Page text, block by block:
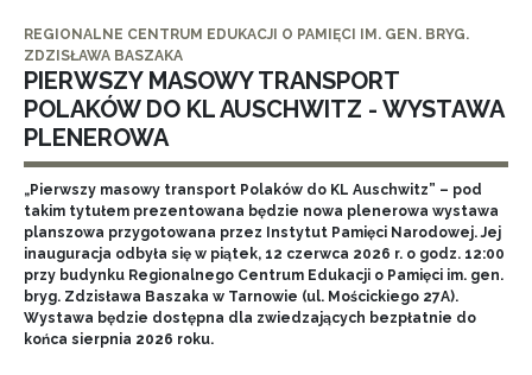
REGIONALNE CENTRUM EDUKACJI O PAMIĘCI IM. GEN. BRYG.
ZDZISŁAWA BASZAKA
PIERWSZY MASOWY TRANSPORT
POLAKÓW DO KL AUSCHWITZ - WYSTAWA
PLENEROWA
„Pierwszy masowy transport Polaków do KL Auschwitz” – pod
takim tytułem prezentowana będzie nowa plenerowa wystawa
planszowa przygotowana przez Instytut Pamięci Narodowej. Jej
inauguracja odbyła się w piątek, 12 czerwca 2026 r. o godz. 12:00
przy budynku Regionalnego Centrum Edukacji o Pamięci im. gen.
bryg. Zdzisława Baszaka w Tarnowie (ul. Mościckiego 27A).
Wystawa będzie dostępna dla zwiedzających bezpłatnie do
końca sierpnia 2026 roku.